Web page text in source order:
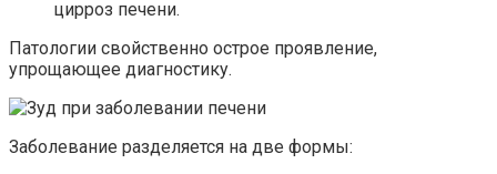
цирроз печени.
Патологии свойственно острое проявление,
упрощающее диагностику.
Заболевание разделяется на две формы: